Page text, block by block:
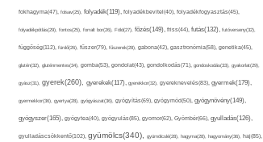
fokhagyma(47), folsav(25), folyadék(119), folyadékbevitel(40), folyadékfogyasztás(45),
folyadékpótlás(29), fontos(25), forralt bor(26), Föld(27), főzés(149), friss(44), futás(132), futóverseny(32),
függőség(112), fürdő(26), fűszer(79), fűszerek(28), gabona(42), gasztronómia(58), genetika(45),
glutén(32), gluténmentes(34), gomba(53), gondolat(43), gondolkodás(71), gondoskodás(33), gyakorlat(29),
gyász(31), gyerek(260), gyerekek(117), gyerekkor(32), gyereknevelés(83), gyermek(179),
gyermekkor(36), gyertya(28), gyógyászat(36), gyógyítás(69), gyógymód(50), gyógynövény(149),
gyógyszer(165), gyógytea(40), gyógyulás(85), gyomor(62), Gyömbér(66), gyulladás(126),
gyulladáscsökkentő(102), gyümölcs(340), gyümölcslé(28), hagyma(28), hagyomány(36), haj(85),